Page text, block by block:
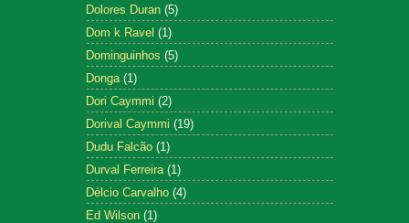
Dolores Duran (5)
Dom k Ravel (1)
Dominguinhos (5)
Donga (1)
Dori Caymmi (2)
Dorival Caymmi (19)
Dudu Falcão (1)
Durval Ferreira (1)
Délcio Carvalho (4)
Ed Wilson (1)